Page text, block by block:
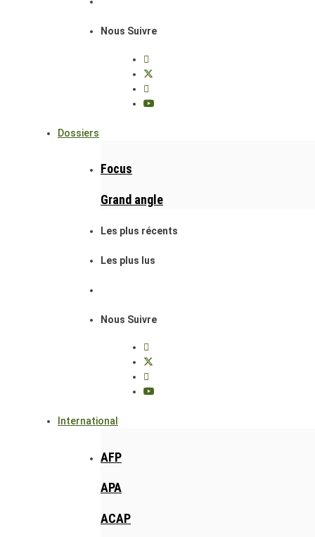
Nous Suivre
Dossiers
Focus
Grand angle
Les plus récents
Les plus lus
Nous Suivre
International
AFP
APA
ACAP